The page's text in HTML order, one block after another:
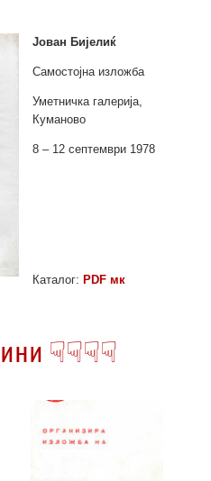
Јован Бијелиќ
Самостојна изложба
Уметничка галерија,
Куманово
8 – 12 септември 1978
Каталог: PDF мк
☟☟☟☟